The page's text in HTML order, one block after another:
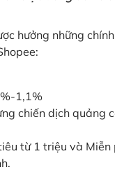
hưởng những
1,1%
chiến dịch quảng
từ 1 triệu và